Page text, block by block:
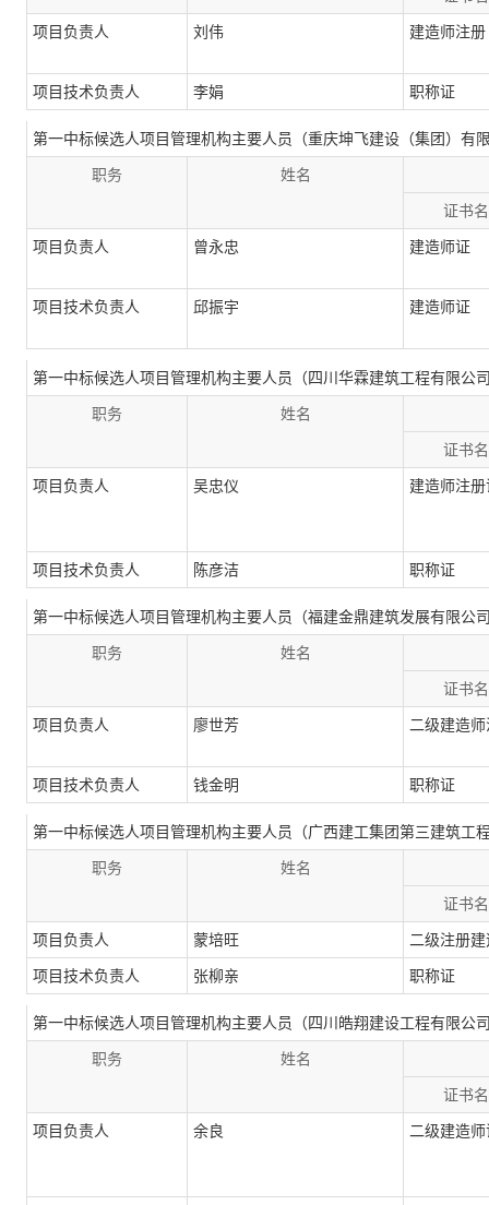
项目负责人 刘伟 建造师注册
项目技术负责人 李娟 职称证
第一中标候选人项目管理机构主要人员（重庆坤飞建设（集团）有
职务 姓名
证书
项目负责人 曾永忠 建造师证
项目技术负责人 邱振宇 建造师证
第一中标候选人项目管理机构主要人员（四川华霖建筑工程有限公
职务 姓名
证书
项目负责人 吴忠仪 建造师注册
项目技术负责人 陈彦洁 职称证
第一中标候选人项目管理机构主要人员（福建金鼎建筑发展有限公
职务 姓名
证书
项目负责人 廖世芳 二级建造
项目技术负责人 钱金明 职称证
第一中标候选人项目管理机构主要人员（广西建工集团第三建筑工
职务 姓名
证书
项目负责人 蒙培旺 二级注册
项目技术负责人 张柳亲 职称证
第一中标候选人项目管理机构主要人员（四川皓翔建设工程有限公
职务 姓名
证书
项目负责人 余良 二级建造师